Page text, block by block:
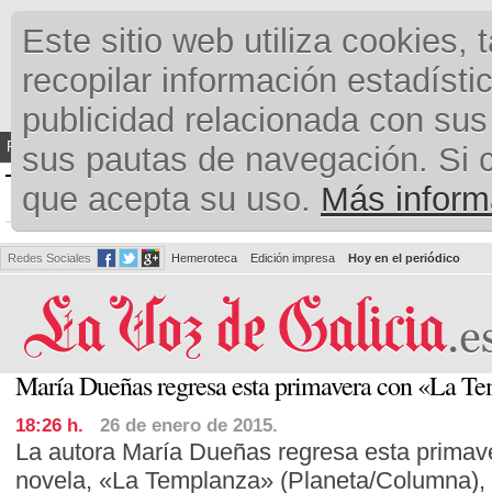
Este sitio web utiliza cookies,
recopilar información
publicidad relacionada con
sus pautas de navegación. Si
que acepta su uso. Más
Redes Sociales Hemeroteca Edición impresa Hoy en el periódico
Portada Ocio y Cultura
OCIO &CULTURA
María Dueñas regresa esta primavera con «La
18:26 h. 26 de enero de 2015.
La autora María Dueñas regresa esta
novela, «La Templanza» (Planeta/